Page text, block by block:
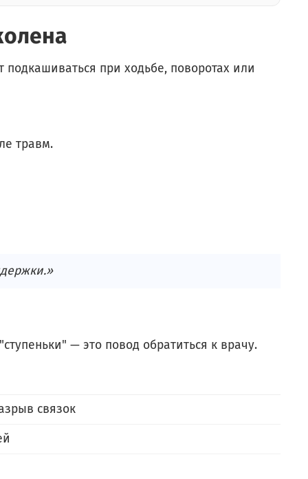
подкашиваться при ходьбе, поворотах или
травм.
— это повод обратиться к врачу.
связок